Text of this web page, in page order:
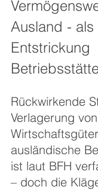
Ausland - als
Entstrickung
Rückwirkende
Verlagerung von
ausländische
ist laut BFH
– doch die